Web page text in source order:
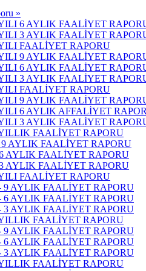
»
6 AYLIK FAALİYET
3 AYLIK FAALİYET
FAALİYET RAPORU
9 AYLIK FAALİYET
6 AYLIK FAALİYET
3 AYLIK FAALİYET
FAALİYET RAPORU
9 AYLIK FAALİYET
6 AYLIK AFFALİYET
3 AYLIK FAALİYET
FAALİYET RAPORU
9 AYLIK FAALİYET RAPORU
AYLIK FAALİYET RAPORU
AYLIK FAALİYET RAPORU
FAALİYET RAPORU
9 AYLIK FAALİYET RAPORU
6 AYLIK FAALİYET RAPORU
3 AYLIK FAALİYET RAPORU
FAALİYET RAPORU
9 AYLIK FAALİYET RAPORU
6 AYLIK FAALİYET RAPORU
3 AYLIK FAALİYET RAPORU
FAALİYET RAPORU